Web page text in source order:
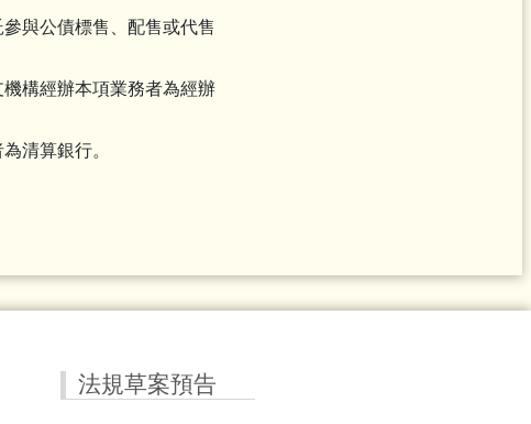
與公債標售、配售或代售
構經辦本項業務者為經辦
清算銀行。
法規草案預告